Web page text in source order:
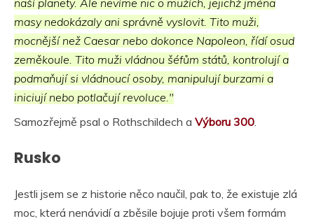
masy nedokázaly ani správně vyslovit. Tito muži,
mocnější než Caesar nebo dokonce Napoleon, řídí osud
zeměkoule. Tito muži vládnou šéfům států, kontrolují a
podmaňují si vládnoucí osoby, manipulují burzami a
iniciují nebo potlačují revoluce."
Samozřejmě psal o Rothschildech a Výboru 300
Rusko
Jestli jsem se z historie něco naučil, pak to, že existuje zlá
moc, která nenávidí a zběsile bojuje proti všem formám